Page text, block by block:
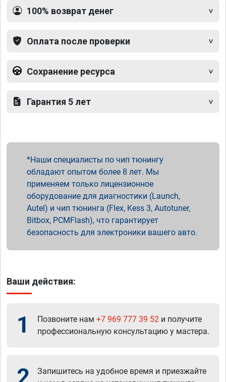
100% возврат денег
Оплата после проверки
Сохранение ресурса
Гарантия 5 лет
Наши специалисты по чип тюнингу
обладают опытом более 8 лет. Мы
применяем только лицензионное
оборудование для диагностики (Launch,
Autel) и чип тюнинга (Flex, Kess 3, Autotuner,
Bitbox, PCMFlash), что гарантирует
безопасность для электроники вашего авто.
Ваши действия:
1 Позвоните нам +7 969 777 39 52 и получите
профессиональную консультацию у мастера.
Запишитесь на удобное время и приезжайте